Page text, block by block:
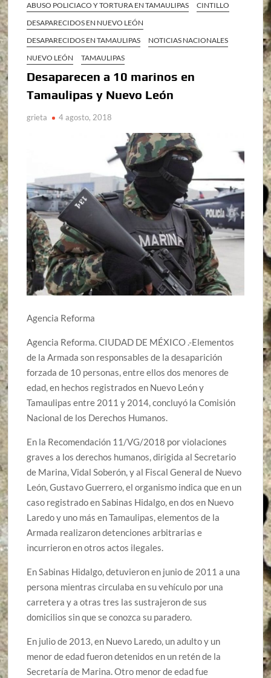
ABUSO POLICIACO Y TORTURA EN TAMAULIPAS
CINTILLO
DESAPARECIDOS EN NUEVO LEÓN
DESAPARECIDOS EN TAMAULIPAS
NOTICIAS NACIONALES
NUEVO LEÓN
TAMAULIPAS
Desaparecen a 10 marinos en
Tamaulipas y Nuevo León
grieta 4 agosto, 2018
Agencia Reforma
Agencia Reforma. CIUDAD DE MÉXICO .-Elementos
de la Armada son responsables de la desaparición
forzada de 10 personas, entre ellos dos menores de
edad, en hechos registrados en Nuevo León y
Tamaulipas entre 2011 y 2014, concluyó la Comisión
Nacional de los Derechos Humanos.
En la Recomendación 11/VG/2018 por violaciones
graves a los derechos humanos, dirigida al Secretario
de Marina, Vidal Soberón, y al Fiscal General de Nuevo
León, Gustavo Guerrero, el organismo indica que en un
caso registrado en Sabinas Hidalgo, en dos en Nuevo
Laredo y uno más en Tamaulipas, elementos de la
Armada realizaron detenciones arbitrarias e
incurrieron en otros actos ilegales.
En Sabinas Hidalgo, detuvieron en junio de 2011 a una
persona mientras circulaba en su vehículo por una
carretera y a otras tres las sustrajeron de sus
domicilios sin que se conozca su paradero.
En julio de 2013, en Nuevo Laredo, un adulto y un
menor de edad fueron detenidos en un retén de la
Secretaría de Marina. Otro menor de edad fue